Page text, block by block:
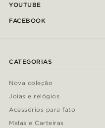
YOUTUBE
FACEBOOK
CATEGORIAS
Nova coleção
Joias e relógios
Acessórios para fato
Malas e Carteiras